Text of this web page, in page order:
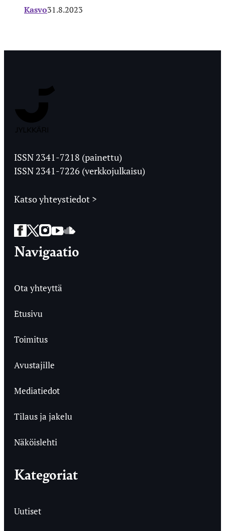
Kasvo31.8.2023
Ylioppilaslehti
ISSN 2341-7218 (painettu)
ISSN 2341-7226 (verkkojulkaisu)
Katso yhteystiedot >
Facebook
Twitter
Instagram
YouTube
SoundCloud
Navigaatio
Ota yhteyttä
Etusivu
Toimitus
Avustajille
Mediatiedot
Tilaus ja jakelu
Näköislehti
Kategoriat
Uutiset